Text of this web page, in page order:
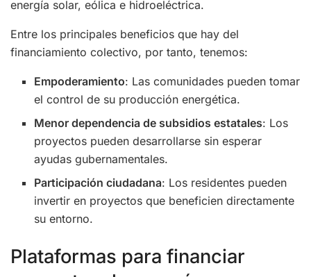
energía solar, eólica e hidroeléctrica.
Entre los principales beneficios que hay del
financiamiento colectivo, por tanto, tenemos:
Empoderamiento: Las comunidades pueden tomar
el control de su producción energética.
Menor dependencia de subsidios estatales: Los
proyectos pueden desarrollarse sin esperar
ayudas gubernamentales.
Participación ciudadana: Los residentes pueden
invertir en proyectos que beneficien directamente
su entorno.
Plataformas para financiar